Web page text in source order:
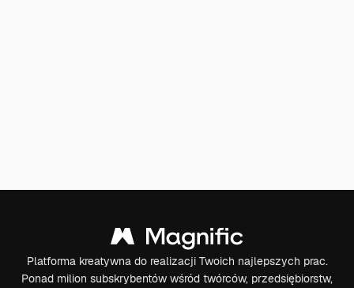
Platforma kreatywna do realizacji Twoich najlepszych prac.
Ponad milion subskrybentów wśród twórców, przedsiębiorstw,